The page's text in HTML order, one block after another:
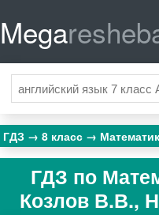
Mega
ГДЗ 8 класс
ГДЗ по
Козлов В.В.,